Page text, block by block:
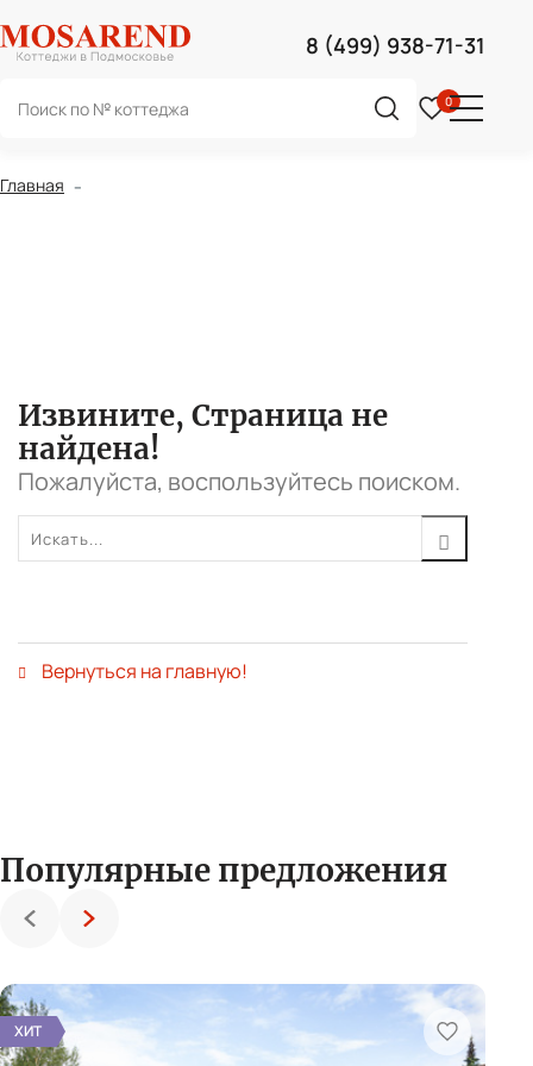
Поиск
0
0
8 (499) 938-71-31
Главная
Извините, Страница не
найдена!
Пожалуйста, воспользуйтесь поиском.
Вернуться на главную!
Популярные предложения
Комплекс
из
двух
ХИТ
В